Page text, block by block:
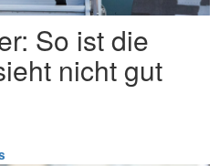
So ist die
nicht gut